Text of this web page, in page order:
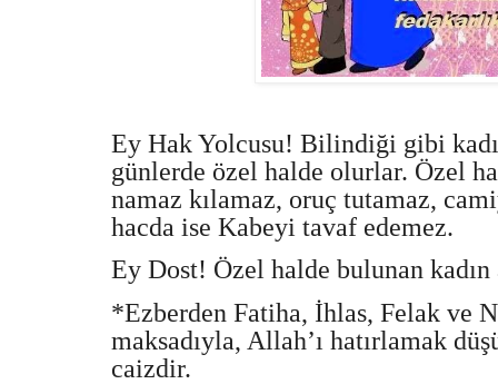
Ey Hak Yolcusu! Bilindiği gibi
günlerde özel halde olurlar. Özel
namaz kılamaz, oruç tutamaz,
hacda ise Kabeyi tavaf edemez.
Ey Dost! Özel halde bulunan
*Ezberden Fatiha, İhlas, Felak ve
maksadıyla, Allah’ı hatırlamak
caizdir.